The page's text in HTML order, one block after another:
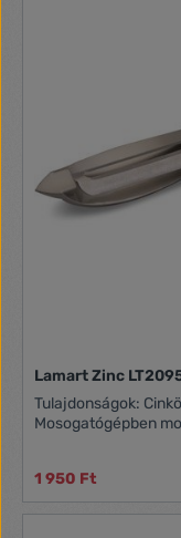
Lamart Zinc
Tulajdonságok: Cinkötvözetből készült nikkelezett felülettel
Mosogatógépben
1 950 Ft